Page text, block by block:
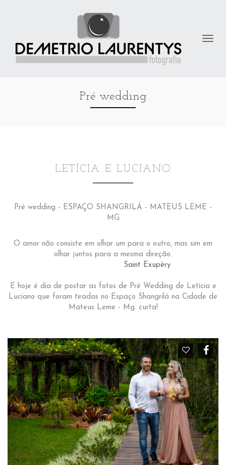
Pré wedding
LETÍCIA E LUCIANO
Pré wedding - ESPAÇO SHANGRILÁ - MATEUS LEME -
MG
O amor não consiste em olhar um para o outro, mas sim em
olhar juntos para a mesma direção.
Saint Exupèry
E hoje é dia de postar as fotos de Pré Wedding de Letícia e
Luciano que foram tiradas no Espaço Shangrilá na Cidade de
Mateus Leme - Mg. curta!